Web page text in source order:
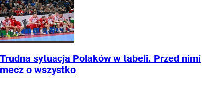
Trudna sytuacja Polaków w tabeli. Przed nimi
mecz o wszystko